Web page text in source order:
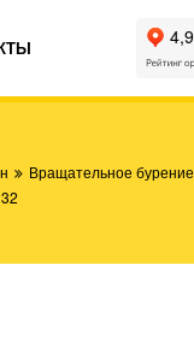
Вращательное бурение